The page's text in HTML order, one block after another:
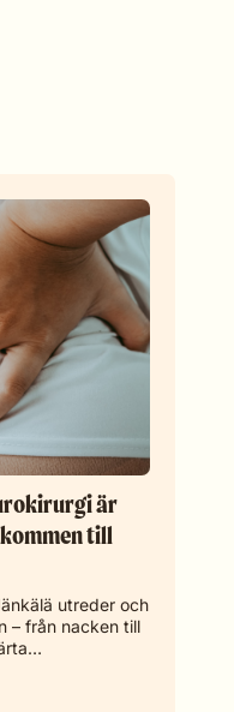
är
till
utreder och
– från nacken till